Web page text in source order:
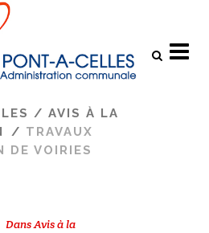
/ AVIS À LA
/ TRAVAUX
DE VOIRIES
DansAvis à la